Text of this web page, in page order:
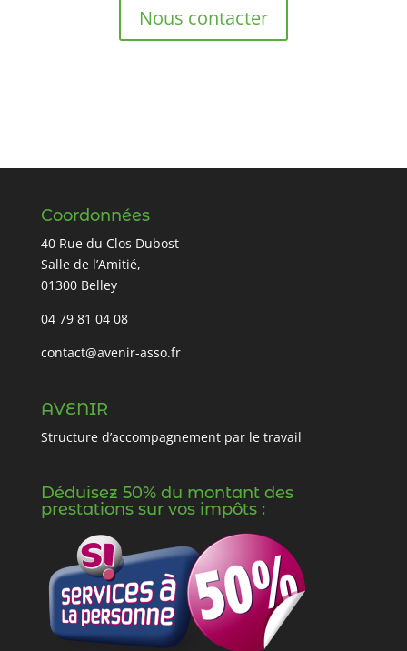
Nous contacter
Coordonnées
40 Rue du Clos Dubost
Salle de l’Amitié,
01300 Belley
04 79 81 04 08
contact@avenir-asso.fr
AVENIR
Structure d’accompagnement par le travail
Déduisez 50% du montant des
prestations sur vos impôts :